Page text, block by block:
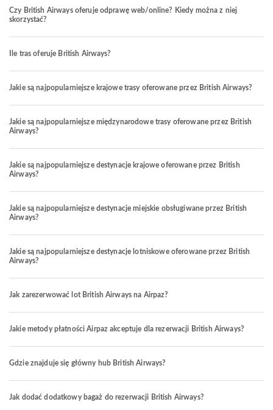
Czy British Airways oferuje odprawę web/online? Kiedy można z niej
skorzystać?
Ile tras oferuje British Airways?
Jakie są najpopularniejsze krajowe trasy oferowane przez British Airways?
Jakie są najpopularniejsze międzynarodowe trasy oferowane przez British
Airways?
Jakie są najpopularniejsze destynacje krajowe oferowane przez British
Airways?
Jakie są najpopularniejsze destynacje miejskie obsługiwane przez British
Airways?
Jakie są najpopularniejsze destynacje lotniskowe oferowane przez British
Airways?
Jak zarezerwować lot British Airways na Airpaz?
Jakie metody płatności Airpaz akceptuje dla rezerwacji British Airways?
Gdzie znajduje się główny hub British Airways?
Jak dodać dodatkowy bagaż do rezerwacji British Airways?